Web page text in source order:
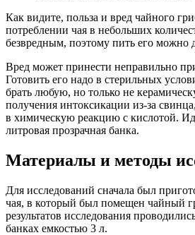
Как видите, польза и вред чайного
потреблении чая в небольших
безвредным, поэтому пить его можно
Вред может принести неправильно
Готовить его надо в стерильных
брать любую, но только не
получения интоксикации из-за
в химическую реакцию с кислотой.
литровая прозрачная банка.
Материалы и методы
Для исследований сначала был
чая, в который был помещен чайный
результатов исследования
банках емкостью 3 л.